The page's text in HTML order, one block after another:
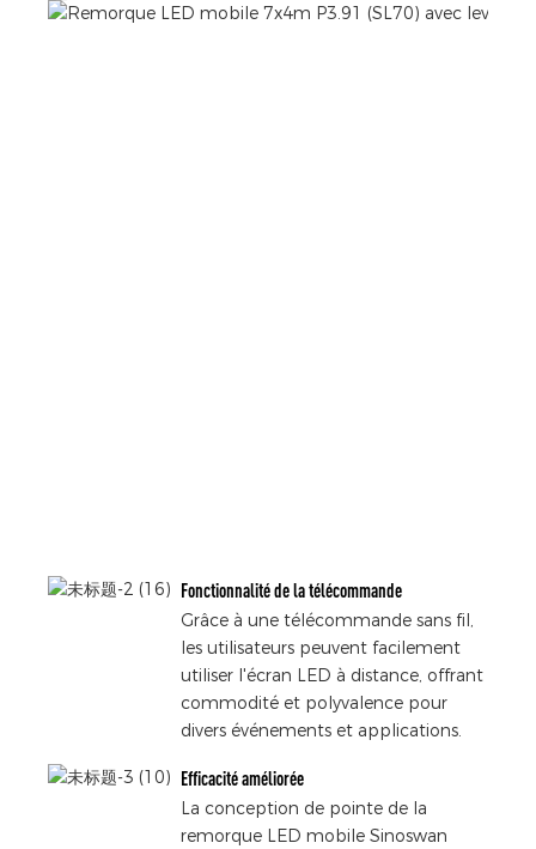
Fonctionnalité de la télécommande
Grâce à une télécommande sans fil,
les utilisateurs peuvent facilement
utiliser l'écran LED à distance, offrant
commodité et polyvalence pour
divers événements et applications.
Efficacité améliorée
La conception de pointe de la
remorque LED mobile Sinoswan